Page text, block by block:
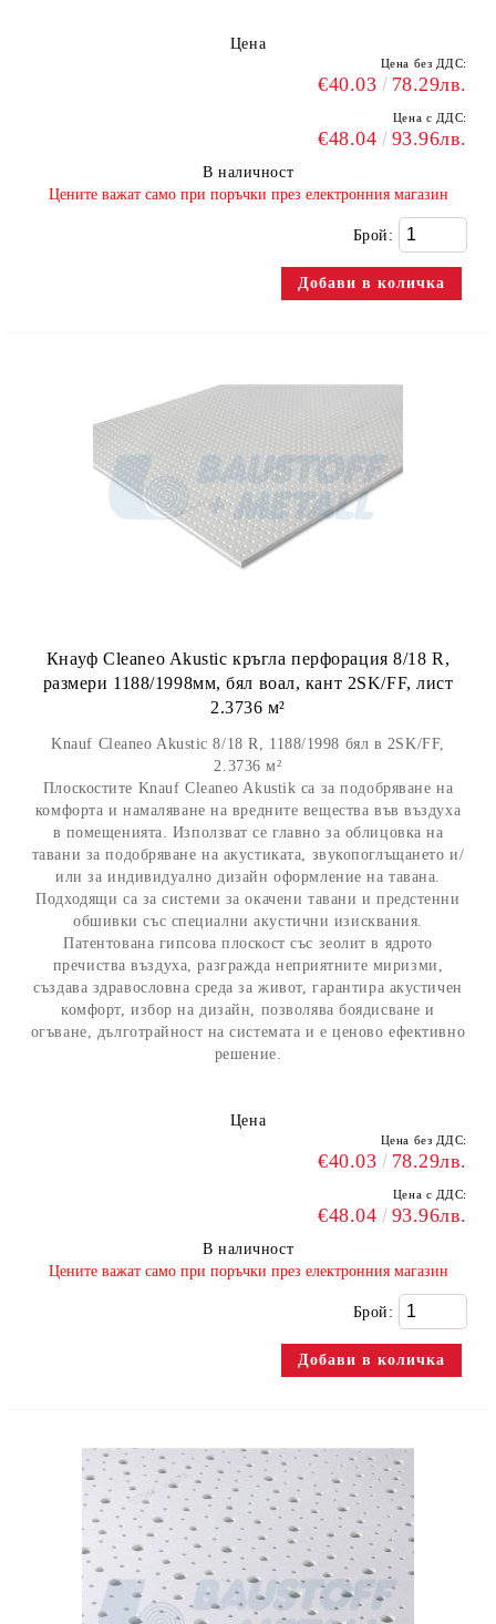
Цена
Цена без ДДС:
€40.03 78.29лв.
Цена с ДДС:
€48.04 93.96лв.
В наличност
​Цените важат само при поръчки през електронния магазин
Брой:
Кнауф Cleaneo Akustic кръгла перфорация 8/18 R,
размери 1188/1998мм, бял воал, кант 2SK/FF, лист
2.3736 м²
Knauf Cleaneo Akustic 8/18 R, 1188/1998 бял в 2SK/FF,
2.3736 м²
Плоскостите Knauf Cleaneo Akustik са за подобряване на
комфорта и намаляване на вредните вещества във въздуха
в помещенията. Използват се главно за облицовка на
тавани за подобряване на акустиката, звукопоглъщането и/
или за индивидуално дизайн оформление на тавана.
Подходящи са за системи за окачени тавани и предстенни
обшивки със специални акустични изисквания.
Патентована гипсова плоскост със зеолит в ядрото
пречиства въздуха, разгражда неприятните миризми,
създава здравословна среда за живот, гарантира акустичен
комфорт, избор на дизайн, позволява боядисване и
огъване, дълготрайност на системата и е ценово ефективно
решение.
Цена
Цена без ДДС:
€40.03 78.29лв.
Цена с ДДС:
€48.04 93.96лв.
В наличност
​Цените важат само при поръчки през електронния магазин
Брой: